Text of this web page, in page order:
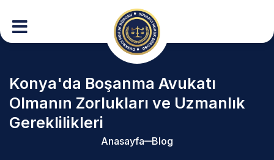
Konya'da Boşanma Avukatı
Olmanın Zorlukları ve Uzmanlık
Gereklilikleri
Anasayfa Blog